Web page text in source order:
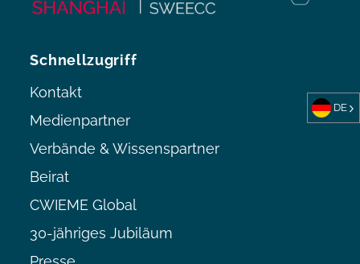
Schnellzugriff
Kontakt
Medienpartner
Verbände & Wissenspartner
Beirat
CWIEME Global
30-jähriges Jubiläum
DE